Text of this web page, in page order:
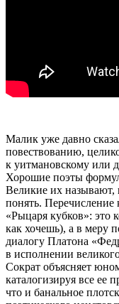
Малик уже давно
повествованию,
к уитмановскому или
Хорошие поэты
Великие их называют,
понять. Перечисление
«Рыцаря кубков»: это
как хочешь), а в меру
диалогу Платона
в исполнении
Сократ объясняет
каталогизируя все ее
что и банальное